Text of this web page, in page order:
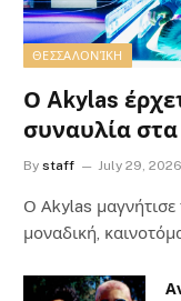
ΘΕΣΣΑΛΟΝΊΚΗ
Ο Akylas
συναυλία
By staff July 29, 2026
Ο Αkylas μαγνήτισε
μοναδική,